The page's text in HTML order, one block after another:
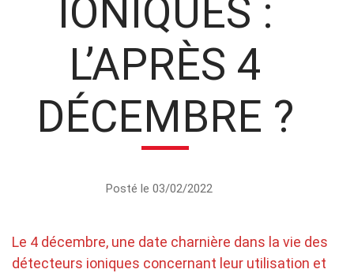
IONIQUES :
L’APRÈS 4
DÉCEMBRE ?
Posté le 03/02/2022
Le 4 décembre, une date charnière dans la vie des
détecteurs ioniques concernant leur utilisation et